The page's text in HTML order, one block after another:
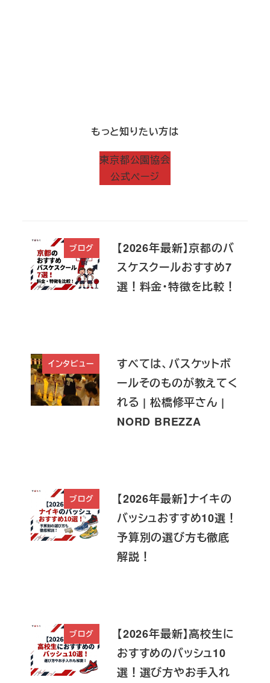
もっと知りたい方は
東京都公園協会
公式ページ
ブログ
【2026年最新】京都のバ
スケスクールおすすめ7
選！料金・特徴を比較！
インタビュー
すべては、バスケットボ
ールそのものが教えてく
れる | 松橋修平さん |
NORD BREZZA
ブログ
【2026年最新】ナイキの
バッシュおすすめ10選！
予算別の選び方も徹底
解説！
ブログ
【2026年最新】高校生に
おすすめのバッシュ10
選！選び方やお手入れ